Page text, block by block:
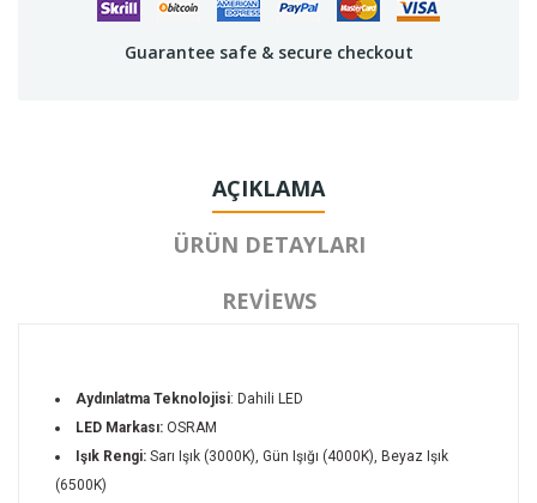
Guarantee safe & secure checkout
AÇIKLAMA
ÜRÜN DETAYLARI
REVIEWS
Aydınlatma Teknolojisi: Dahili LED
LED Markası: OSRAM
Işık Rengi: Sarı Işık (3000K), Gün Işığı (4000K), Beyaz Işık
(6500K)